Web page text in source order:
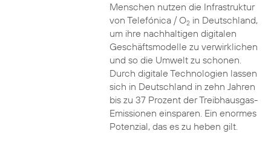
Menschen nutzen die Infrastruktur
von Telefónica / O2in Deutschland,
um ihre nachhaltigen digitalen
Geschäftsmodelle zu verwirklichen
und so die Umwelt zu schonen.
Durch digitale Technologien lassen
sich in Deutschland in zehn Jahren
bis zu 37 Prozent der Treibhausgas-
Emissionen einsparen. Ein enormes
Potenzial, das es zu heben gilt.